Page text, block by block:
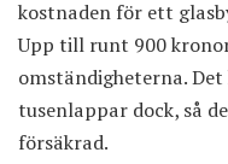
kostnaden för ett
Upp till runt 900
omständigheterna.
tusenlappar dock, så
försäkrad.